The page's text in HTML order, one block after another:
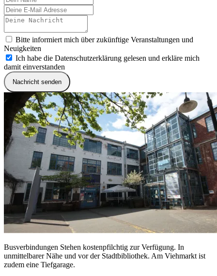
Bitte informiert mich über zukünftige Veranstaltungen und
Neuigkeiten
Ich habe die Datenschutzerklärung gelesen und erkläre mich
damit einverstanden
Nachricht senden
Busverbindungen Stehen kostenpfilchtig zur Verfügung. In
unmittelbarer Nähe und vor der Stadtbibliothek. Am Viehmarkt ist
zudem eine Tiefgarage.